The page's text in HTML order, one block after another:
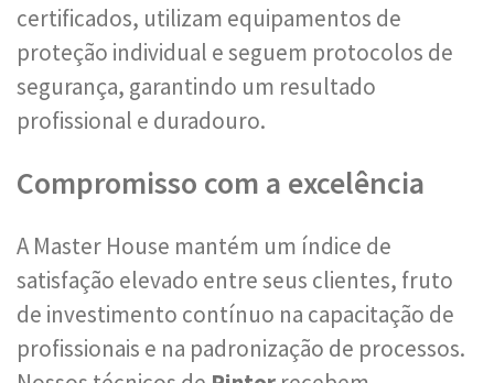
certificados, utilizam equipamentos de
proteção individual e seguem protocolos de
segurança, garantindo um resultado
profissional e duradouro.
Compromisso com a excelência
A Master House mantém um índice de
satisfação elevado entre seus clientes, fruto
de investimento contínuo na capacitação de
profissionais e na padronização de processos.